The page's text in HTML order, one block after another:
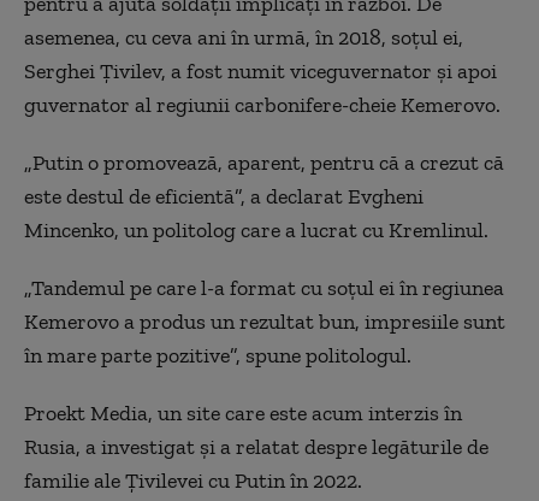
asemenea, cu ceva ani în urmă, în 2018, soţul ei,
Serghei Ţivilev, a fost numit viceguvernator şi apoi
guvernator al regiunii carbonifere-cheie Kemerovo.
„Putin o promovează, aparent, pentru că a crezut că
este destul de eficientă”, a declarat Evgheni
Mincenko, un politolog care a lucrat cu Kremlinul.
„Tandemul pe care l-a format cu soţul ei în regiunea
Kemerovo a produs un rezultat bun, impresiile sunt
în mare parte pozitive”, spune politologul.
Proekt Media, un site care este acum interzis în
Rusia, a investigat şi a relatat despre legăturile de
familie ale Ţivilevei cu Putin în 2022.